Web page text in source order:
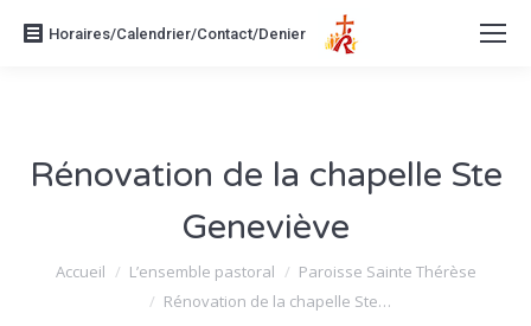
Horaires/Calendrier/Contact/Denier
Rénovation de la chapelle Ste
Geneviève
Vous êtes ici :
Accueil L’ensemble pastoral
Paroisse Sainte Thérèse
Rénovation de la chapelle Ste…